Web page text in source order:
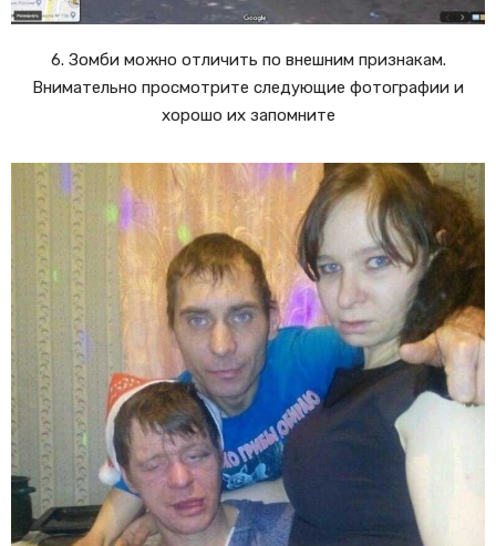
6. Зомби можно отличить по внешним признакам.
Внимательно просмотрите следующие фотографии и
хорошо их запомните